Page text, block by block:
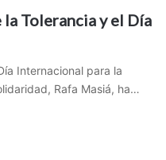
Tolerancia y el Día
Internacional para la
Rafa Masiá, ha…